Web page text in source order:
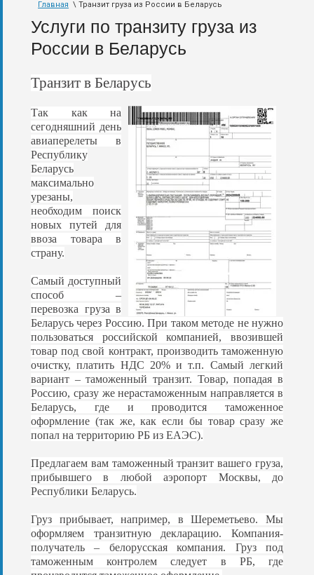
железной
дороге.
Главная \ Транзит груза из России в Беларусь
Услуги по транзиту груза из
России в Беларусь
Транзит в Беларусь
Так как на
сегодняшний день
авиаперелеты в
Республику
Беларусь
максимально
урезаны,
необходим поиск
новых путей для
ввоза товара в
страну.
Самый доступный
способ –
перевозка груза в
Беларусь через Россию. При таком методе не нужно
пользоваться российской компанией, ввозившей
товар под свой контракт, производить таможенную
очистку, платить НДС 20% и т.п. Самый легкий
вариант – таможенный транзит. Товар, попадая в
Россию, сразу же нерастаможенным направляется в
Беларусь, где и проводится таможенное
оформление (так же, как если бы товар сразу же
попал на территорию РБ из ЕАЭС).
Предлагаем вам таможенный транзит вашего груза,
прибывшего в любой аэропорт Москвы, до
Республики Беларусь.
Груз прибывает, например, в Шереметьево. Мы
оформляем транзитную декларацию. Компания-
получатель – белорусская компания. Груз под
таможенным контролем следует в РБ, где